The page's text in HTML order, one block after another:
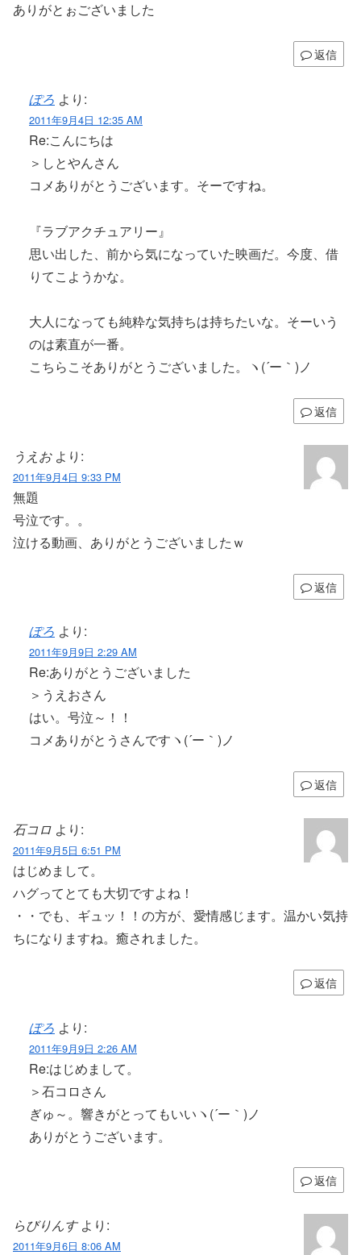
ありがとぉございました
返信
ぽろ より:
2011年9月4日 12:35 AM
Re:こんにちは
＞しとやんさん
コメありがとうございます。そーですね。
『ラブアクチュアリー』
思い出した、前から気になっていた映画だ。今度、借
りてこようかな。
大人になっても純粋な気持ちは持ちたいな。そーいう
のは素直が一番。
こちらこそありがとうございました。ヽ(´ー｀)ノ
返信
うえお より:
2011年9月4日 9:33 PM
無題
号泣です。。
泣ける動画、ありがとうございましたｗ
返信
ぽろ より:
2011年9月9日 2:29 AM
Re:ありがとうございました
＞うえおさん
はい。号泣～！！
コメありがとうさんですヽ(´ー｀)ノ
返信
石コロ より:
2011年9月5日 6:51 PM
はじめまして。
ハグってとても大切ですよね！
・・でも、ギュッ！！の方が、愛情感じます。温かい気持
ちになりますね。癒されました。
返信
ぽろ より:
2011年9月9日 2:26 AM
Re:はじめまして。
＞石コロさん
ぎゅ～。響きがとってもいいヽ(´ー｀)ノ
ありがとうございます。
返信
らびりんす より:
2011年9月6日 8:06 AM